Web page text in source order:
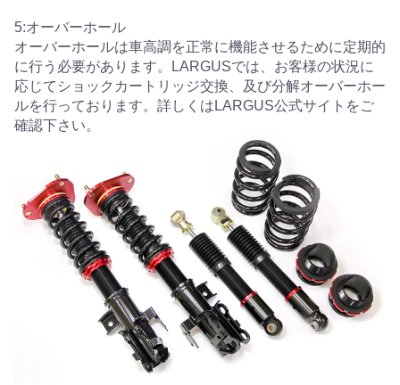
5:オーバーホール
オーバーホールは車高調を正常に機能させるために定期的
に行う必要があります。LARGUSでは、お客様の状況に
応じてショックカートリッジ交換、及び分解オーバーホー
ルを行っております。詳しくはLARGUS公式サイトをご
確認下さい。